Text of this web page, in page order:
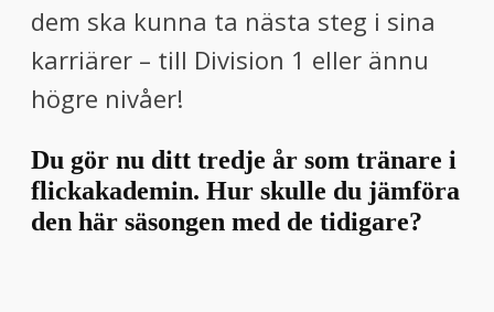
dem ska kunna ta nästa steg i sina
karriärer – till Division 1 eller ännu
högre nivåer!
Du gör nu ditt tredje år som tränare i
flickakademin. Hur skulle du jämföra
den här säsongen med de tidigare?